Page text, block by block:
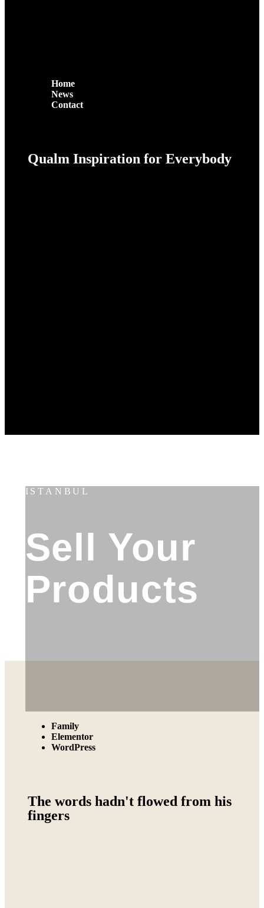
Home
News
Contact
Qualm Inspiration for Everybody
Family
Elementor
WordPress
The words hadn't flowed from his
fingers
ISTANBUL
Sell Your
Products